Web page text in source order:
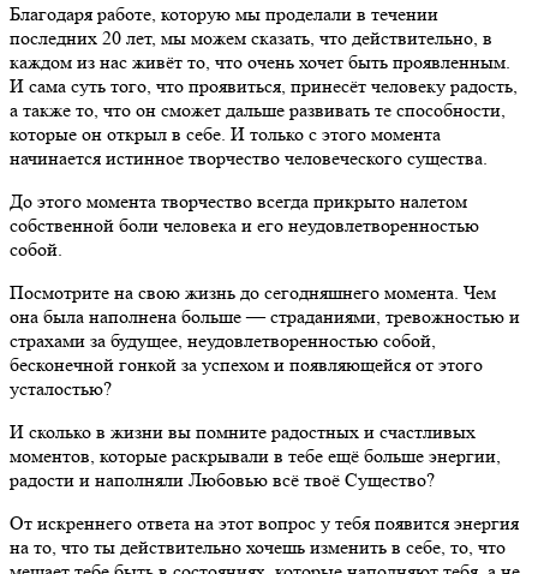
Благодаря работе, которую мы проделали в течении
последних 20 лет, мы можем сказать, что действительно, в
каждом из нас живёт то, что очень хочет быть проявленным.
И сама суть того, что проявиться, принесёт человеку радость,
а также то, что он сможет дальше развивать те способности,
которые он открыл в себе. И только с этого момента
начинается истинное творчество человеческого существа.
До этого момента творчество всегда прикрыто налетом
собственной боли человека и его неудовлетворенностью
собой.
Посмотрите на свою жизнь до сегодняшнего момента. Чем
она была наполнена больше — страданиями, тревожностью и
страхами за будущее, неудовлетворенностью собой,
бесконечной гонкой за успехом и появляющейся от этого
усталостью?
И сколько в жизни вы помните радостных и счастливых
моментов, которые раскрывали в тебе ещё больше энергии,
радости и наполняли Любовью всё твоё Существо?
От искреннего ответа на этот вопрос у тебя появится энергия
на то, что ты действительно хочешь изменить в себе, то, что